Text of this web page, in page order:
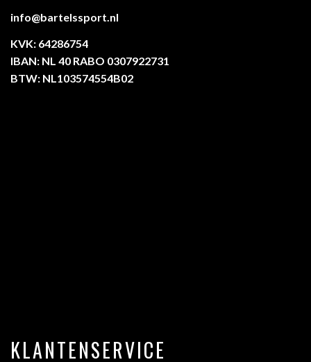
info@bartelssport.nl
KVK: 64286754
IBAN: NL 40 RABO 0307922731
BTW: NL103574554B02
KLANTENSERVICE